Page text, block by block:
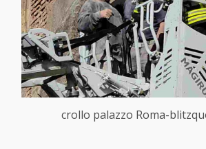
crollo palazzo Roma-